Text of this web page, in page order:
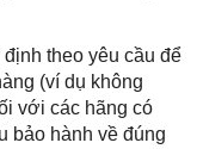
theo yêu cầu để
(ví dụ không
với các hãng có
bảo hành về đúng